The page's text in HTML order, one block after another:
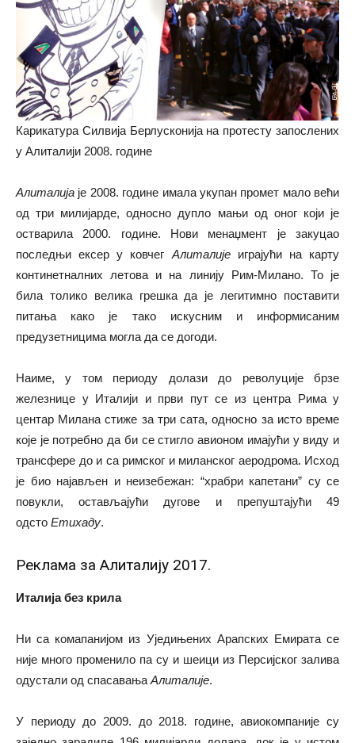
Карикатура Силвија Берлусконија на протесту запослених
у Алиталији 2008. године
Алиталија је 2008. године имала укупан промет мало већи
од три милијарде, односно дупло мањи од оног који је
остварила 2000. године. Нови менаџмент је закуцао
последњи ексер у ковчег Алиталијеиграјући на карту
континетналних летова и на линију Рим-Милано. То је
била толико велика грешка да је легитимно поставити
питања како је тако искусним и информисаним
предузетницима могла да се догоди.
Наиме, у том периоду долази до револуције брзе
железнице у Италији и први пут се из центра Рима у
центар Милана стиже за три сата, односно за исто време
које је потребно да би се стигло авионом имајући у виду и
трансфере до и са римског и миланског аеродрома. Исход
је био најављен и неизебежан: “храбри капетани” су се
повукли, остављајући дугове и препуштајући 49
одсто Етихаду.
Реклама за Алиталију 2017.
Италија без крила
Ни са комапанијом из Уједињених Арапских Емирата се
није много променило па су и шеици из Персијског залива
одустали од спасавања Алиталије.
У периоду до 2009. до 2018. године, авиокомпаније су